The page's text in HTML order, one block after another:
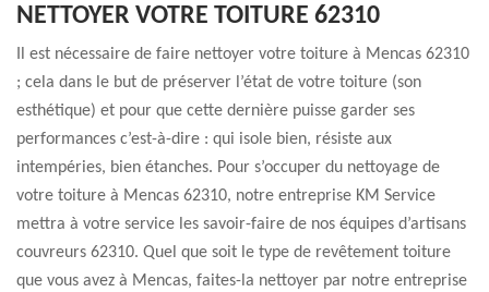
NETTOYER VOTRE TOITURE 62310
Il est nécessaire de faire nettoyer votre toiture à Mencas 62310
; cela dans le but de préserver l’état de votre toiture (son
esthétique) et pour que cette dernière puisse garder ses
performances c’est-à-dire : qui isole bien, résiste aux
intempéries, bien étanches. Pour s’occuper du nettoyage de
votre toiture à Mencas 62310, notre entreprise KM Service
mettra à votre service les savoir-faire de nos équipes d’artisans
couvreurs 62310. Quel que soit le type de revêtement toiture
que vous avez à Mencas, faites-la nettoyer par notre entreprise